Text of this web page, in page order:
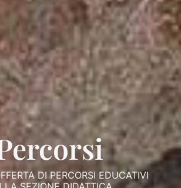
DI PERCORSI EDUCATIVI